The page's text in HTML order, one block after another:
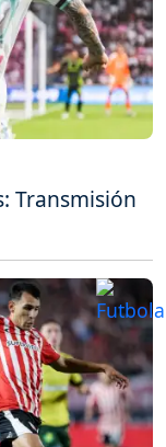
Transmisión